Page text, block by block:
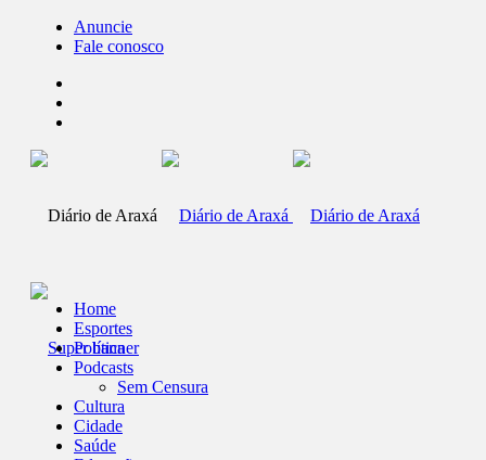
Anuncie
Fale conosco
Home
Esportes
Política
Podcasts
Sem Censura
Cultura
Cidade
Saúde